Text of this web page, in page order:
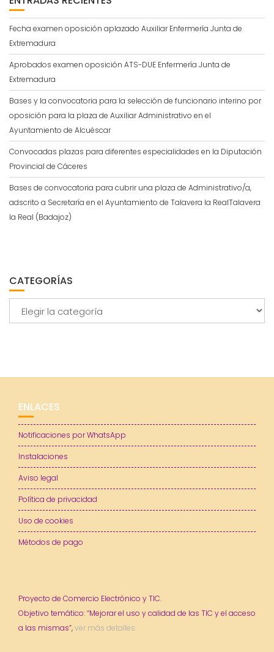
Fecha examen oposición aplazado Auxiliar Enfermería Junta de
Extremadura
Aprobados examen oposición ATS-DUE Enfermería Junta de
Extremadura
Bases y la convocatoria para la selección de funcionario interino por
oposición para la plaza de Auxiliar Administrativo en el
Ayuntamiento de Alcuéscar
Convocadas plazas para diferentes especialidades en la Diputación
Provincial de Cáceres
Bases de convocatoria para cubrir una plaza de Administrativo/a,
adscrito a Secretaría en el Ayuntamiento de Talavera la RealTalavera
la Real (Badajoz)
CATEGORÍAS
ENLACES
Notificaciones por WhatsApp
Instalaciones
Aviso legal
Política de privacidad
Uso de cookies
Métodos de pago
Proyecto de Comercio Electrónico y TIC.
Objetivo temático: “Mejorar el uso y calidad de las TIC y el acceso
a las mismas”,ver más detalles.